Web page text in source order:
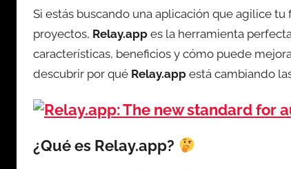
Si estás buscando una aplicación que agilice
proyectos, Relay.app es la herramienta
características, beneficios y cómo puede
descubrir por qué Relay.app está cambiando
¿Qué es Relay.app?